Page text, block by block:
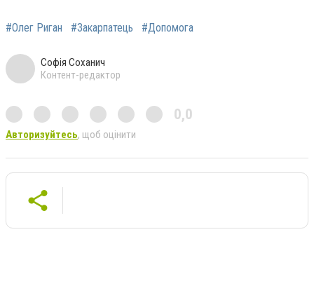
#Олег Риган #Закарпатець #Допомога
Софія Соханич
Контент-редактор
0,0
Авторизуйтесь, щоб оцінити